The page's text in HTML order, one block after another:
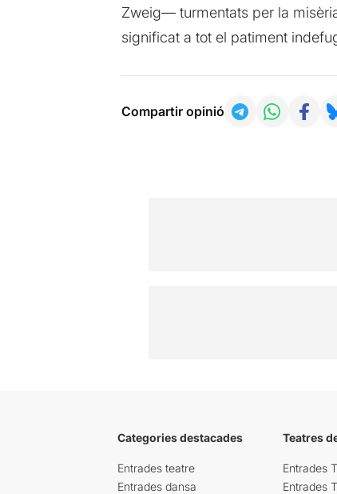
Zweig— turmentats per la
significat a tot el patiment
Compartir opinió
Categories destacades
Entrades teatre
Entrades dansa
Teatres
Entrades
Entrades